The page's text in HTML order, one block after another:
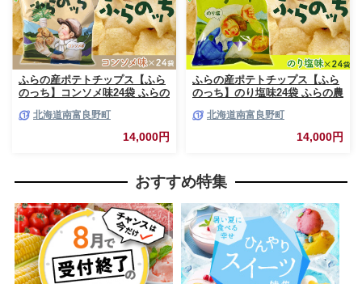
ふらの産ポテトチップス【ふら
のっち】コンソメ味24袋 ふらの
ガイモ コンソメ 芋 菓子 スナッ
ク じゃがいも お菓子 ポテチ 1
北海道南富良野町
14,000円
ふらの産ポテトチップス【ふら
のっち】のり塩味24袋 ふらの農
イモ のり塩 芋 菓子 スナック
じゃがいも お菓子 ポテチ 1箱
北海道南富良野町
14,000円
おすすめ特集